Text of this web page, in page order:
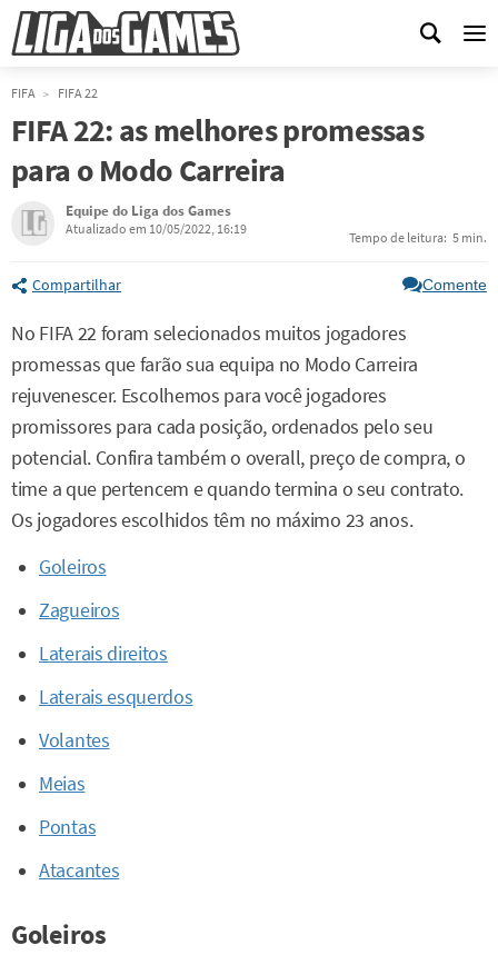
FIFA FIFA 22
FIFA 22: as melhores promessas
para o Modo Carreira
Equipe do Liga dos Games
Atualizado em 10/05/2022, 16:19
Tempo de leitura: 5 min.
Compartilhar Comente
No FIFA 22 foram selecionados muitos jogadores
promessas que farão sua equipa no Modo Carreira
rejuvenescer. Escolhemos para você jogadores
promissores para cada posição, ordenados pelo seu
potencial. Confira também o overall, preço de compra, o
time a que pertencem e quando termina o seu contrato.
Os jogadores escolhidos têm no máximo 23 anos.
Goleiros
Zagueiros
Laterais direitos
Laterais esquerdos
Volantes
Meias
Pontas
Atacantes
Goleiros